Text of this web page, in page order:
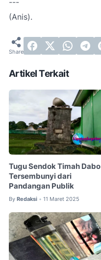
(Anis).
Artikel Terkait
Tugu Sendok Timah Dabo
Tersembunyi dari
Pandangan Publik
By Redaksi • 11 Maret 2025